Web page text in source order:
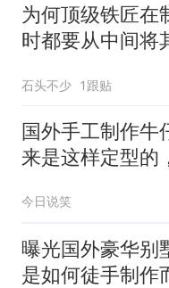
为何顶级铁匠在
时都要从中间将
石头不少 1跟贴
国外手工制作牛
来是这样定型的
今日说笑
曝光国外豪华别
是如何徒手制作